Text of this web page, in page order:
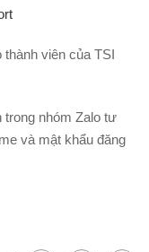
viên của TSI
trong nhóm Zalo tư
và mật khẩu đăng